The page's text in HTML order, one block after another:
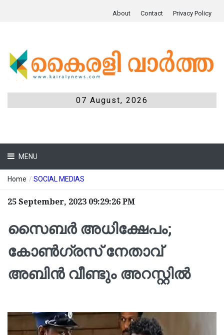
About Contact Privacy Policy
07 August, 2026
MENU
Home / SOCIAL MEDIAS
25 September, 2023 09:29:26 PM
സൈബർ അധിക്ഷേപം;
കോണ്‍ഗ്രസ് നേതാവ്
അബിന്‍ വീണ്ടും അറസ്റ്റിൽ